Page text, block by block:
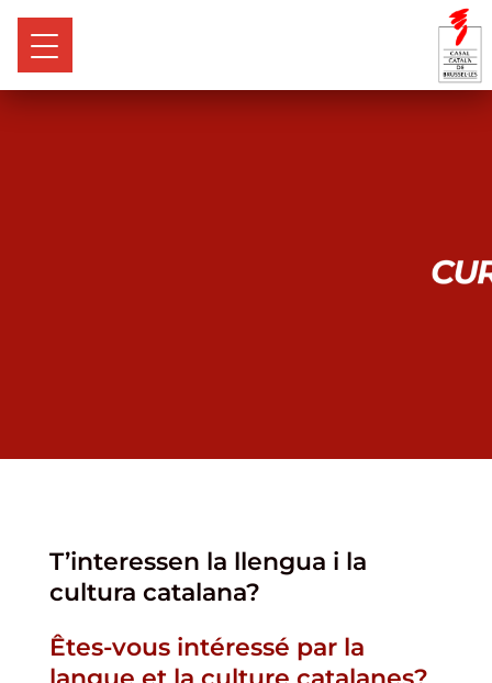
T’interessen la llengua i la
cultura catalana?
Êtes-vous intéressé par la